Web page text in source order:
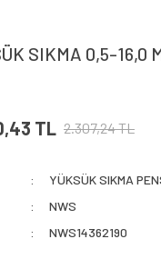
SIKMA 0,5-16,0
TL 2.307,24 TL
YÜKSÜK SIKMA
NWS
NWS14362190